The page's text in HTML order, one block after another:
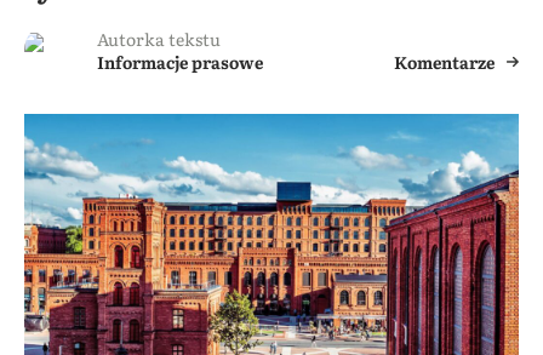
Autorka tekstu
Informacje prasowe
Komentarze